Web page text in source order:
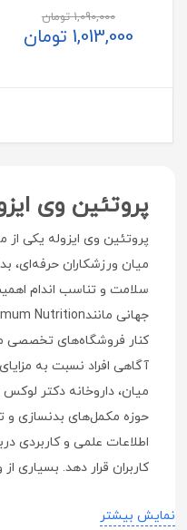
1,090,000تومان
1,013,000 تومان
پروتئین وی
پروتئین وی ایزوله یکی
میان ورزشکاران حرفه‌ای،
سلامت و تناسب اندام
جهانی مانندNutrition
کنار فروشگاه‌های
آگاهی افراد نسبت به
میان، داروخانه دکتر
حوزه مکمل‌های بدنسازی و
اطلاعات علمی و کاربردی
کاربران قرار دهد. بسیاری
بتواند بدون ایجاد مشکلات
نمایش بیشتر